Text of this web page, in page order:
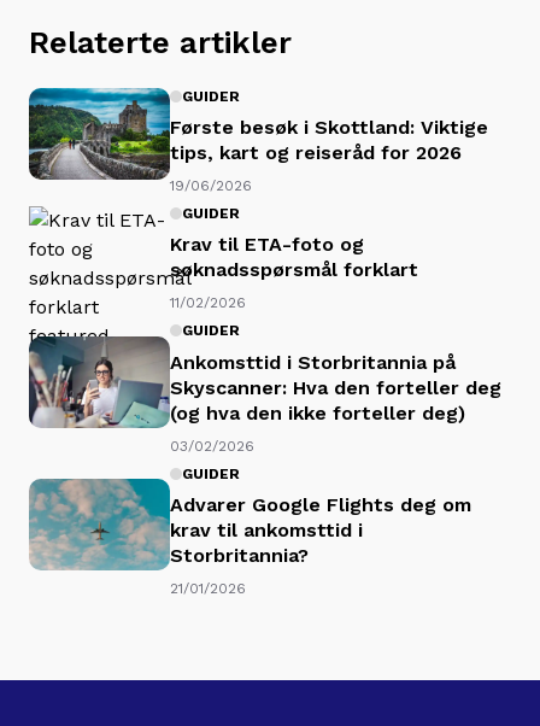
Relaterte artikler
GUIDER
Første besøk i Skottland: Viktige
tips, kart og reiseråd for 2026
19/06/2026
GUIDER
Krav til ETA-foto og
søknadsspørsmål forklart
11/02/2026
GUIDER
Ankomsttid i Storbritannia på
Skyscanner: Hva den forteller deg
(og hva den ikke forteller deg)
03/02/2026
GUIDER
Advarer Google Flights deg om
krav til ankomsttid i
Storbritannia?
21/01/2026